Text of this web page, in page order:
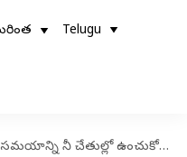
Telugu
నీ చేతుల్లో ఉంచుకోకపోతే నీకంటూ జీవించడానికి సమయం ఉండదు